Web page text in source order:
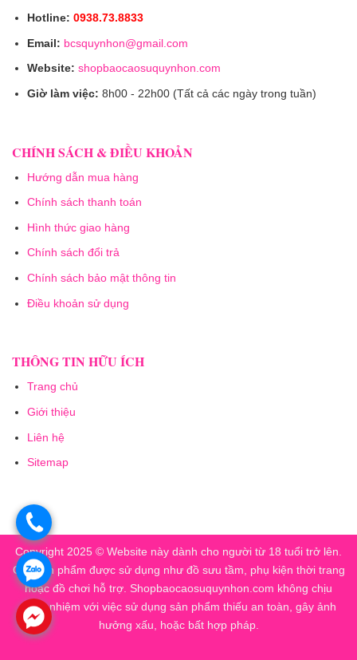
Hotline: 0938.73.8833
Email: bcsquynhon@gmail.com
Website: shopbaocaosuquynhon.com
Giờ làm việc: 8h00 - 22h00 (Tất cả các ngày trong tuần)
CHÍNH SÁCH & ĐIỀU KHOẢN
Hướng dẫn mua hàng
Chính sách thanh toán
Hình thức giao hàng
Chính sách đổi trả
Chính sách bảo mật thông tin
Điều khoản sử dụng
THÔNG TIN HỮU ÍCH
Trang chủ
Giới thiệu
Liên hệ
Sitemap
Copyright 2025 © Website này dành cho người từ 18 tuổi trở lên.
Các sản phẩm được sử dụng như đồ sưu tầm, phụ kiện thời trang
hoặc đồ chơi hỗ trợ. Shopbaocaosuquynhon.com không chịu
trách nhiệm với việc sử dụng sản phẩm thiếu an toàn, gây ảnh
hưởng xấu, hoặc bất hợp pháp.
.
.
.